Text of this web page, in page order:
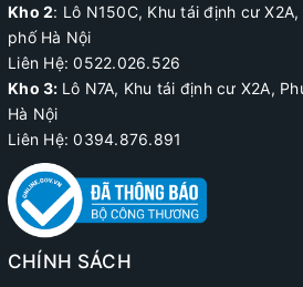
Kho 2: Lô N150C, Khu tái định cư X2A,
phố Hà Nội
Liên Hệ:0522.026.526
Kho 3: Lô N7A, Khu tái định cư X2A,
Hà Nội
Liên Hệ: 0394.876.891
CHÍNH SÁCH